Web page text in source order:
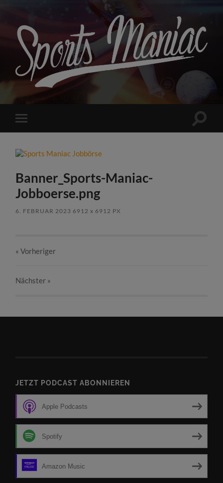
Mobile-
Menü
Banner_Sports-Maniac-
Jobboerse.png
6. FEBRUAR 2023 6912x 6912 PX
« Vorheriger
Nächster »
JETZT PODCAST ABONNIEREN
Apple Podcasts
Spotify
Amazon Music